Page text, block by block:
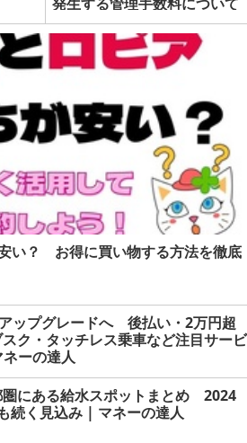
| マネーの達人
い？ お得に買い物する方法を徹底
ップグレードへ 後払い・2万円超
ク・タッチレス乗車など注目サービ
ーの達人
圏にある給水スポットまとめ 2024
続く見込み | マネーの達人